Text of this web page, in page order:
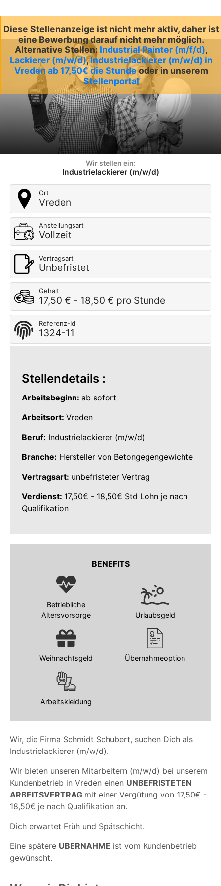
Diese Stellenanzeige ist nicht mehr aktiv, daher ist
eine Bewerbung darauf nicht mehr möglich.
Alternative Stellen: Industrial Painter (m/f/d),
Lackierer (m/w/d),Industrielackierer (m/w/d) in
Vreden ab 17,50€ die Stunde oder in unserem
Stellenportal
Wir stellen ein:
Industrielackierer (m/w/d)
Ort
Vreden
Anstellungsart
Vollzeit
Vertragsart
Unbefristet
Gehalt
17,50 € - 18,50 € pro Stunde
Referenz-Id
1324-11
Wir, die Firma Schmidt Schubert, suchen Dich als
Industrielackierer (m/w/d).
Wir bieten unseren Mitarbeitern (m/w/d) bei unserem
Kundenbetrieb in Vreden einen UNBEFRISTETEN
ARBEITSVERTRAG mit einer Vergütung von 17,50€ -
18,50€ je nach Qualifikation an.
Dich erwartet Früh und Spätschicht.
Eine spätere ÜBERNAHME ist vom Kundenbetrieb
gewünscht.
Stellendetails :
Arbeitsbeginn: ab sofort
Arbeitsort: Vreden
Beruf: Industrielackierer (m/w/d)
Branche: Hersteller von Betongegengewichte
Vertragsart: unbefristeter Vertrag
Verdienst: 17,50€ - 18,50€ Std Lohn je nach
Qualifikation
BENEFITS
Betriebliche
Altersvorsorge
Urlaubsgeld
Weihnachtsgeld Übernahmeoption
Arbeitskleidung